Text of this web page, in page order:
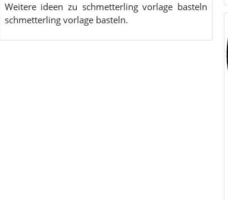
Weitere ideen zu schmetterling vorlage basteln
schmetterling vorlage basteln.